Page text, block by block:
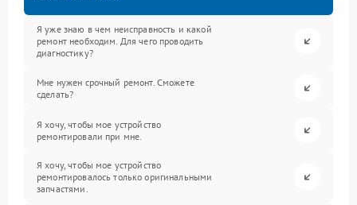
Я уже знаю в чем неисправность и какой
ремонт необходим. Для чего проводить
диагностику?
Мне нужен срочный ремонт. Сможете
сделать?
Я хочу, чтобы мое устройство
ремонтировали при мне.
Я хочу, чтобы мое устройство
ремонтировалось только оригинальными
запчастями.